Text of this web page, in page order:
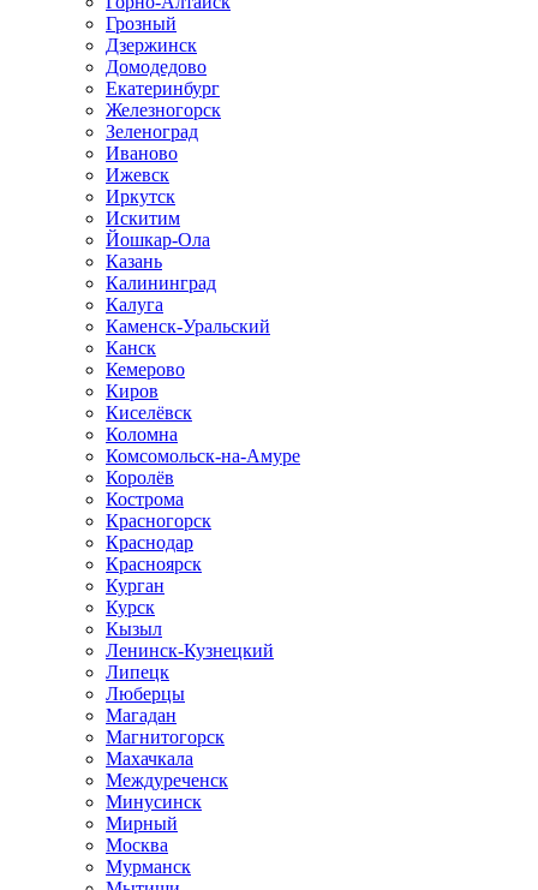
Грозный
Дзержинск
Домодедово
Екатеринбург
Железногорск
Зеленоград
Иваново
Ижевск
Иркутск
Искитим
Йошкар-Ола
Казань
Калининград
Калуга
Каменск-Уральский
Канск
Кемерово
Киров
Киселёвск
Коломна
Комсомольск-на-Амуре
Королёв
Кострома
Красногорск
Краснодар
Красноярск
Курган
Курск
Кызыл
Ленинск-Кузнецкий
Липецк
Люберцы
Магадан
Магнитогорск
Махачкала
Междуреченск
Минусинск
Мирный
Москва
Мурманск